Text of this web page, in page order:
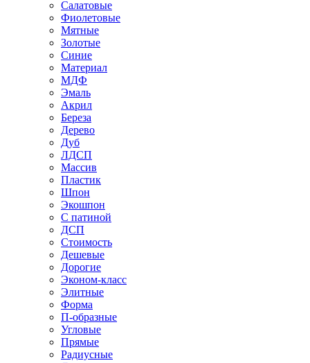
Салатовые
Фиолетовые
Мятные
Золотые
Синие
Материал
МДФ
Эмаль
Акрил
Береза
Дерево
Дуб
ЛДСП
Массив
Пластик
Шпон
Экошпон
С патиной
ДСП
Стоимость
Дешевые
Дорогие
Эконом-класс
Элитные
Форма
П-образные
Угловые
Прямые
Радиусные